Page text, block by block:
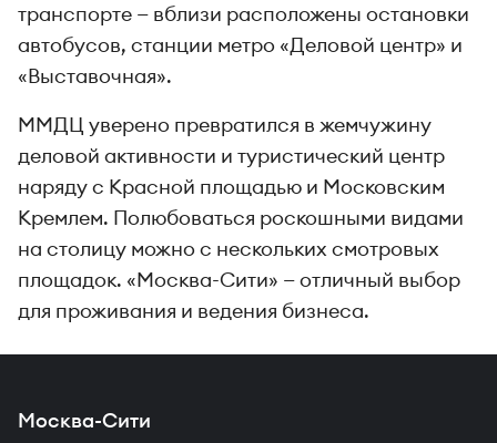
транспорте — вблизи расположены остановки
автобусов, станции метро «Деловой центр» и
«Выставочная».
ММДЦ уверено превратился в жемчужину
деловой активности и туристический центр
наряду с Красной площадью и Московским
Кремлем. Полюбоваться роскошными видами
на столицу можно с нескольких смотровых
площадок. «Москва-Сити» — отличный выбор
для проживания и ведения бизнеса.
Москва-Сити